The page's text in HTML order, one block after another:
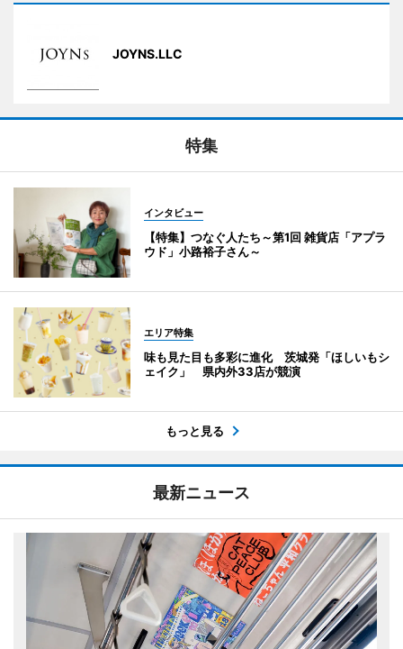
JOYNS.LLC
特集
インタビュー
【特集】つなぐ人たち～第1回 雑貨店「アプラ
ウド」小路裕子さん～
エリア特集
味も見た目も多彩に進化 茨城発「ほしいもシ
ェイク」 県内外33店が競演
もっと見る
最新ニュース